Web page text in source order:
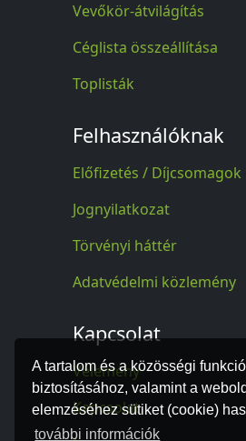
A tartalom és a közösségi
biztosításához, valamint a
elemzéséhez sütiket (cookie)
további információk
Vevőkör-átvilágítás
Céglista összeállítása
Toplisták
Felhasználóknak
Előfizetés / Díjcsomagok
Jognyilatkozat
Törvényi háttér
Adatvédelmi közlemény
Kapcsolat
Vélemény
Kapcsolat